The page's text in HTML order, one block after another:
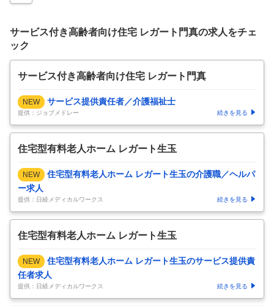
サービス付き高齢者向け住宅 レガート門真の求人をチェ
ック
サービス付き高齢者向け住宅 レガート門真
NEW サービス提供責任者／介護福祉士
提供：ジョブメドレー 続きを見る
住宅型有料老人ホーム レガート生玉
NEW
住宅型有料老人ホーム レガート生玉の介護職／ヘルパ
ー求人
提供：日経メディカルワークス 続きを見る
住宅型有料老人ホーム レガート生玉
NEW
住宅型有料老人ホーム レガート生玉のサービス提供責
任者求人
提供：日経メディカルワークス 続きを見る